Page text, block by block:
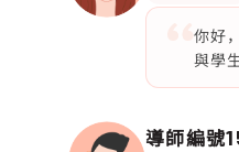
你好
與學
導師編號